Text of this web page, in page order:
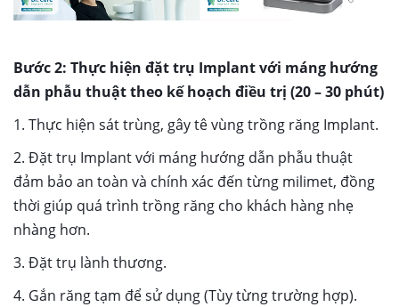
Bước 2: Thực hiện đặt trụ Implant với máng hướng
dẫn phẫu thuật theo kế hoạch điều trị (20 – 30 phút)
1. Thực hiện sát trùng, gây tê vùng trồng răng Implant.
2. Đặt trụ Implant với máng hướng dẫn phẫu thuật
đảm bảo an toàn và chính xác đến từng milimet, đồng
thời giúp quá trình trồng răng cho khách hàng nhẹ
nhàng hơn.
3. Đặt trụ lành thương.
4. Gắn răng tạm để sử dụng (Tùy từng trường hợp).